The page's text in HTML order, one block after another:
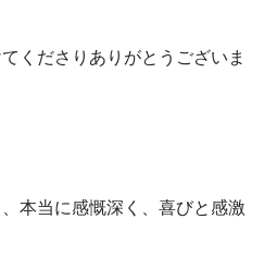
くださりありがとうございま
本当に感慨深く、喜びと感激